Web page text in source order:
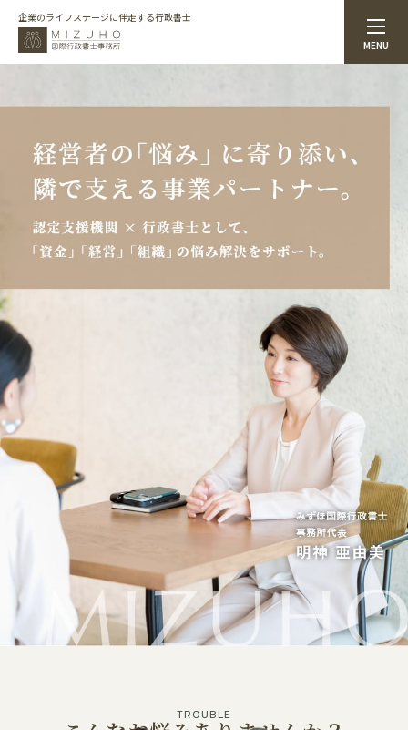
企業のライフステージに伴走する行政書士
MENU
TROUBLE
トップページ
代表プロフィール
お知らせ
お問合せ
プライバシーポリシー
何かご質問やご相談がございましたら、お気軽にお問合
せください。
専門スタッフが丁寧に対応いたします。
03-4405-4910
10時-18時（休日：日・祝・年末年始）
メールから相談する